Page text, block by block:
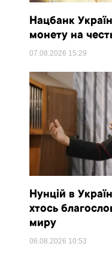
Нацбанк
монету на
07.08.2026 15:29
Нунцій в
хтось
миру
06.08.2026 10:53